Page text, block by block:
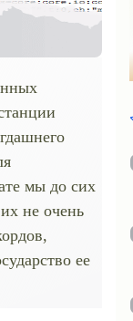
мы до сих
не очень
ее